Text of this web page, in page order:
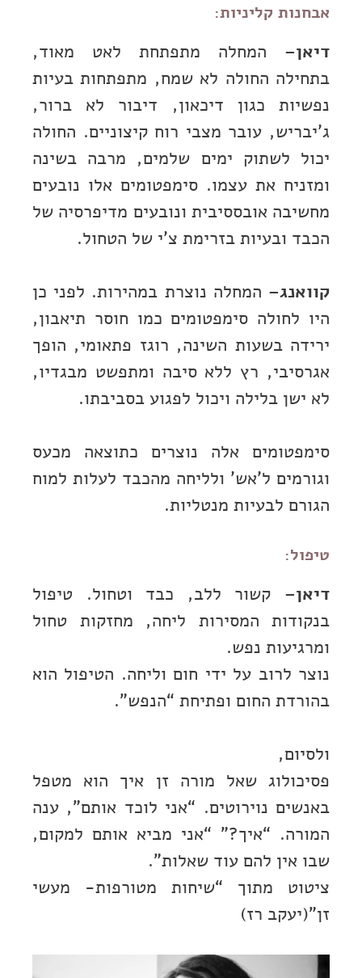
אבחנות קליניות:
דיאן– המחלה מתפתחת לאט מאוד,
בתחילה החולה לא שמח, מתפתחות בעיות
נפשיות כגון דיכאון, דיבור לא ברור,
ג’יבריש, עובר מצבי רוח קיצוניים. החולה
יכול לשתוק ימים שלמים, מרבה בשינה
ומזניח את עצמו. סימפטומים אלו נובעים
מחשיבה אובססיבית ונובעים מדיפרסיה של
הכבד ובעיות בזרימת צ’י של הטחול.
קוואנג– המחלה נוצרת במהירות. לפני כן
היו לחולה סימפטומים כמו חוסר תיאבון,
ירידה בשעות השינה, רוגז פתאומי, הופך
אגרסיבי, רץ ללא סיבה ומתפשט מבגדיו,
לא ישן בלילה ויכול לפגוע בסביבתו.
סימפטומים אלה נוצרים כתוצאה מכעס
וגורמים ל’אש’ ולליחה מהכבד לעלות למוח
הגורם לבעיות מנטליות.
טיפול:
דיאן– קשור ללב, כבד וטחול. טיפול
בנקודות המסירות ליחה, מחזקות טחול
ומרגיעות נפש.
נוצר לרוב על ידי חום וליחה. הטיפול הוא
בהורדת החום ופתיחת “הנפש”.
ולסיום,
פסיכולוג שאל מורה זן איך הוא מטפל
באנשים נוירוטים. “אני לוכד אותם”, ענה
המורה. “איך?” “אני מביא אותם למקום,
שבו אין להם עוד שאלות”.
ציטוט מתוך “שיחות מטורפות- מעשי
זן”(יעקב רז)